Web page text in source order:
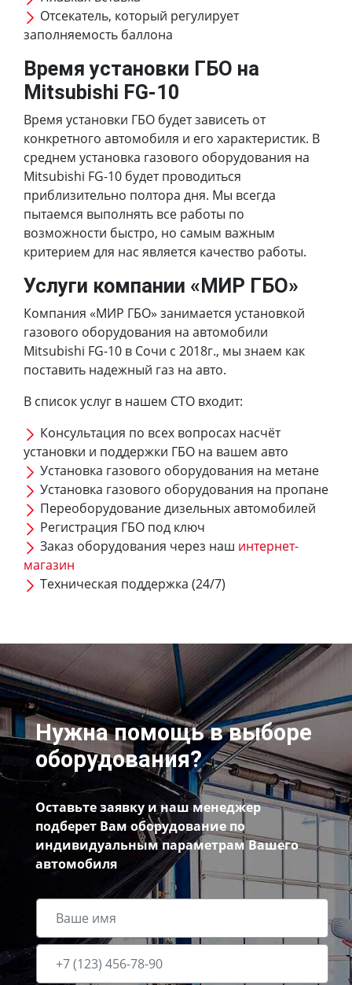
Отсекатель, который регулирует
заполняемость баллона
Время установки ГБО на
Mitsubishi FG-10
Время установки ГБО будет зависеть от
конкретного автомобиля и его характеристик. В
среднем установка газового оборудования на
Mitsubishi FG-10 будет проводиться
приблизительно полтора дня. Мы всегда
пытаемся выполнять все работы по
возможности быстро, но самым важным
критерием для нас является качество работы.
Услуги компании «МИР ГБО»
Компания «МИР ГБО» занимается установкой
газового оборудования на автомобили
Mitsubishi FG-10 в Сочи с 2018г., мы знаем как
поставить надежный газ на авто.
В список услуг в нашем СТО входит:
Консультация по всех вопросах насчёт
установки и поддержки ГБО на вашем авто
Установка газового оборудования на метане
Установка газового оборудования на пропане
Переоборудование дизельных автомобилей
Регистрация ГБО под ключ
Заказ оборудования через наш интернет-
магазин
Техническая поддержка (24/7)
Нужна помощь в выборе
оборудования?
Оставьте заявку и наш менеджер
подберет Вам оборудование по
индивидуальным параметрам Вашего
автомобиля